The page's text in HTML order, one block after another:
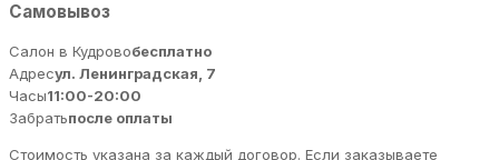
Самовывоз
Салон в Кудровобесплатно
Адресул. Ленинградская, 7
Часы11:00-20:00
Забратьпосле оплаты
Стоимость указана за каждый договор. Если заказываете